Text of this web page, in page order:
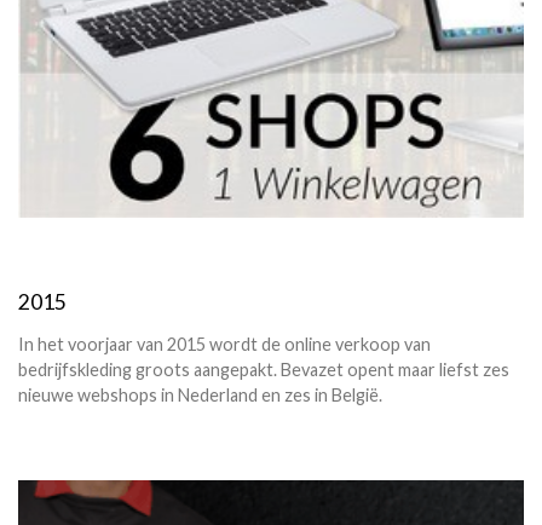
2015
In het voorjaar van 2015 wordt de online verkoop van
bedrijfskleding groots aangepakt. Bevazet opent maar liefst zes
nieuwe webshops in Nederland en zes in België.